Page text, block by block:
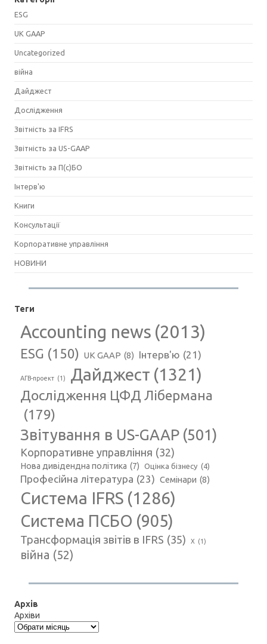
ESG
UK GAAP
Uncategorized
війна
Дайджест
Дослідження
Звітність за IFRS
Звітність за US-GAAP
Звітність за П(с)БО
Інтерв'ю
Книги
Консультації
Корпоративне управління
НОВИНИ
Теги
Accounting news (2013)
ESG (150) UK GAAP (8) Інтерв'ю (21)
АГВ-проект (1) Дайджест (1321)
Дослідження ЦФД Лібермана
(179)
Звітування в US-GAAP (501)
Корпоративне управління (32)
Нова дивідендна політика (7) Оцінка бізнесу (4)
Професійна література (23) Семінари (8)
Система IFRS (1286)
Система ПСБО (905)
Трансформація звітів в IFRS (35) Х (1)
війна (52)
Архів
Архіви